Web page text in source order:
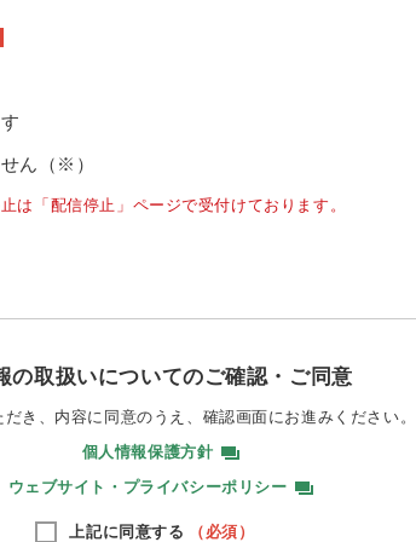
ん（※）
は「配信停止」ページで受付けております。
の取扱いについてのご確認・ご同意
き、内容に同意のうえ、 確認画面にお進みください。
個人情報保護方針
ウェブサイト・プライバシーポリシー
上記に同意する （必須）